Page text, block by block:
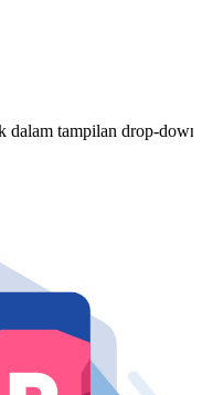
dalam tampilan drop-down